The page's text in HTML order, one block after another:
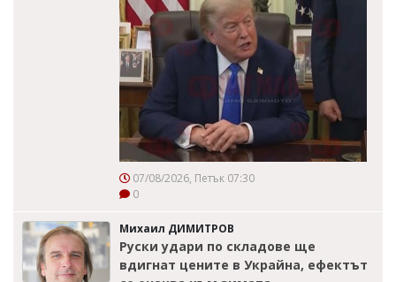
07/08/2026, Петък 07:30
0
Михаил ДИМИТРОВ
Руски удари по складове ще
вдигнат цените в Украйна, ефектът